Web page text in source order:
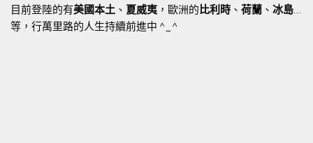
目前登陸的有美國本土 、 夏威夷 ，歐洲的 比利時 、 荷蘭 、 冰島
等，行萬里路的人生持續前進中 ^_^